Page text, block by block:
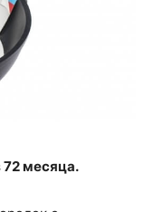
72 месяца.